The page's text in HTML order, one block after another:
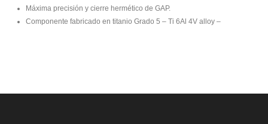
Máxima precisión y cierre hermético de GAP.
Componente fabricado en titanio Grado 5 – Ti 6Al 4V alloy –